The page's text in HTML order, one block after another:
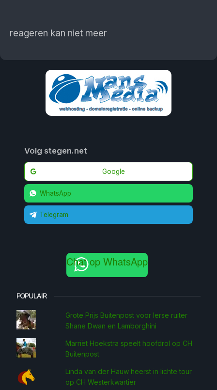
reageren kan niet meer
Volg stegen.net
Google
WhatsApp
Telegram
Chat op WhatsApp
POPULAIR
Grote Prijs Buitenpost voor Ierse ruiter
Shane Dwan en Lamborghini
Marriët Hoekstra speelt hoofdrol op CH
Buitenpost
Linda van der Hauw heerst in lichte tour
op CH Westerkwartier